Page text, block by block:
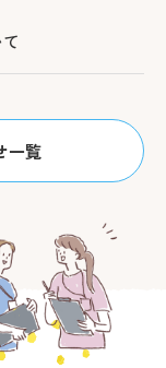
一覧